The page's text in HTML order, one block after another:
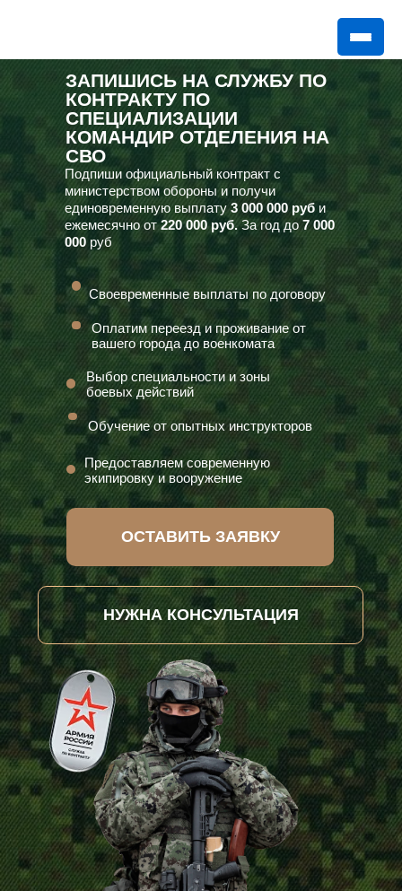
ЗАПИШИСЬ НА СЛУЖБУ ПО
КОНТРАКТУ ПО
СПЕЦИАЛИЗАЦИИ
КОМАНДИР ОТДЕЛЕНИЯ НА
СВО
Подпиши официальный контракт с
министерством обороны и получи
единовременную выплату3 000 000 руб и
ежемесячно от220 000 руб.За год до 7 000
000 руб
ОСТАВИТЬ ЗАЯВКУ
НУЖНА КОНСУЛЬТАЦИЯ
Оплатим переезд и проживание от
вашего города до военкомата
Предоставляем современную
экипировку и вооружение
Выбор специальности и зоны
боевых действий
Обучение от опытных инструкторов
Своевременные выплаты по договору